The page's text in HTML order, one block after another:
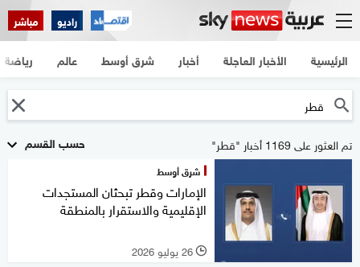
راديو مباشر
الرئيسية الأخبار العاجلة أخبار شرق أوسط عالم رياضة
حسب القسم تم العثور على 1169 أخبار "قطر"
شرق أوسط
الإمارات وقطر تبحثان المستجدات
الإقليمية والاستقرار بالمنطقة
l 26 يوليو 2026